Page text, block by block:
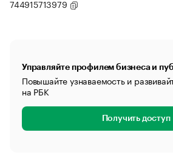
744915713979
Управляйте профилем бизнеса и
Повышайте узнаваемость и
на РБК
Получить доступ